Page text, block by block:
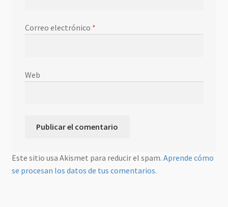
Correo electrónico *
Web
Este sitio usa Akismet para reducir el spam. Aprende cómo
se procesan los datos de tus comentarios.